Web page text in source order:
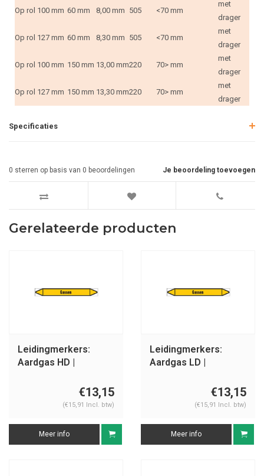
Op rol 100 mm 60 mm 8,00 mm 505 <70 mm
met
drager
Op rol 127 mm 60 mm 8,30 mm 505 <70 mm
met
drager
Op rol 100 mm 150 mm 13,00 mm220 70> mm
met
drager
Op rol 127 mm 150 mm 13,30 mm220 70> mm
met
drager
Specificaties
Je beoordeling toevoegen
0 sterren op basis van 0 beoordelingen
Gerelateerde producten
Leidingmerkers:
Aardgas HD |
€13,15
(€15,91 Incl. btw)
Meer info
Leidingmerkers:
Aardgas LD |
€13,15
(€15,91 Incl. btw)
Meer info